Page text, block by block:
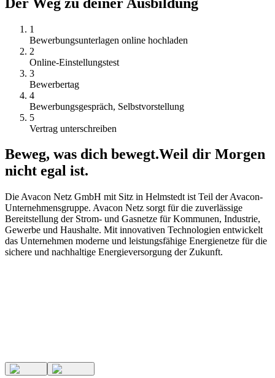
1
Bewerbungsunterlagen online hochladen
2
Online-Einstellungstest
3
Bewerbertag
4
Bewerbungsgespräch, Selbstvorstellung
5
Vertrag unterschreiben
Beweg, was dich bewegt.Weil dir Morgen
nicht egal ist.
Die Avacon Netz GmbH mit Sitz in Helmstedt ist Teil der Avacon-
Unternehmensgruppe. Avacon Netz sorgt für die zuverlässige
Bereitstellung der Strom- und Gasnetze für Kommunen, Industrie,
Gewerbe und Haushalte. Mit innovativen Technologien entwickelt
das Unternehmen moderne und leistungsfähige Energienetze für die
sichere und nachhaltige Energieversorgung der Zukunft.